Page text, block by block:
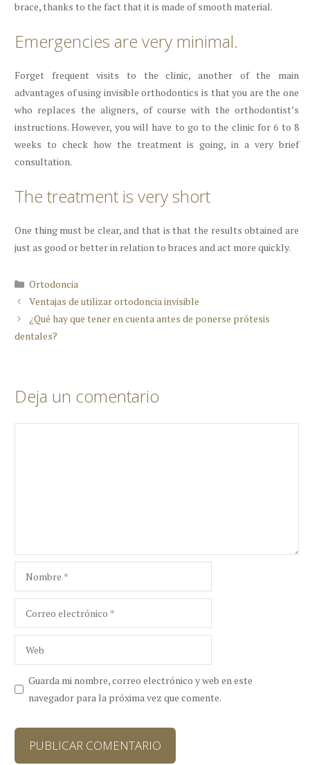
brace, thanks to the fact that it is made of smooth material.
Emergencies are very minimal.
Forget frequent visits to the clinic, another of the main
advantages of using invisible orthodontics is that you are the one
who replaces the aligners, of course with the orthodontist’s
instructions. However, you will have to go to the clinic for 6 to 8
weeks to check how the treatment is going, in a very brief
consultation.
The treatment is very short
One thing must be clear, and that is that the results obtained are
just as good or better in relation to braces and act more quickly.
Categorías
Ortodoncia
Ventajas de utilizar ortodoncia invisible
¿Qué hay que tener en cuenta antes de ponerse prótesis
dentales?
Deja un comentario
Guarda mi nombre, correo electrónico y web en este
navegador para la próxima vez que comente.